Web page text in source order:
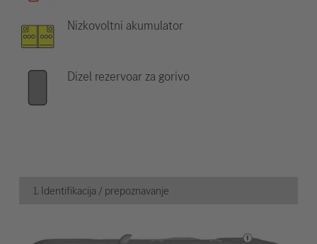
Nizkovoltni akumulator
Dizel rezervoar za gorivo
1. Identifikacija / prepoznavanje